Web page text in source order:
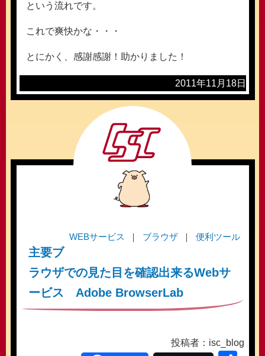
という流れです。
これで爽快かな・・・
とにかく、感謝感謝！助かりました！
2011年11月18日
WEBサービス ブラウザ 便利ツール
主要ブ
ラウザでの見た目を確認出来るWebサ
ービス Adobe BrowserLab
投稿者：isc_blog